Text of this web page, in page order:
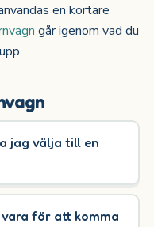
en kortare
går igenom vad du
jag välja till en
för att komma